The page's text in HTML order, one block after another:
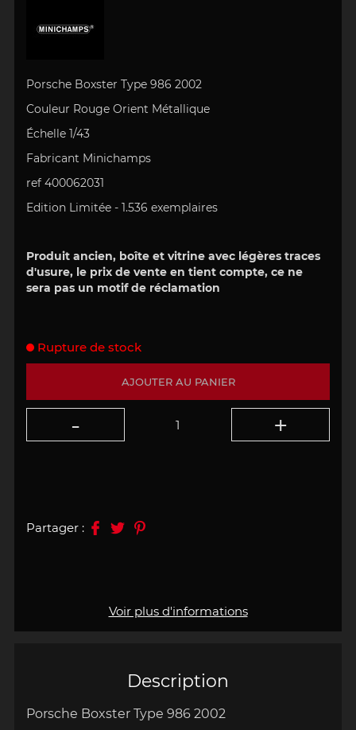
Description
Porsche Boxster Type 986 2002
Porsche Boxster Type 986 2002
Couleur Rouge Orient Métallique
Échelle 1/43
Fabricant Minichamps
ref 400062031
Edition Limitée - 1.536 exemplaires
Produit ancien, boîte et vitrine avec légères traces
d'usure, le prix de vente en tient compte, ce ne
sera pas un motif de réclamation
Voir plus d'informations
AJOUTER AU PANIER
Rupture de stock
Partager :